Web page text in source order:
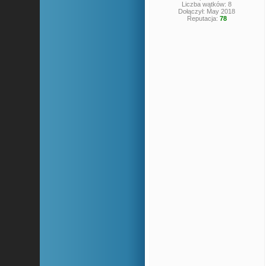
Liczba wątków: 8
Dołączył: May 2018
Reputacja: 78